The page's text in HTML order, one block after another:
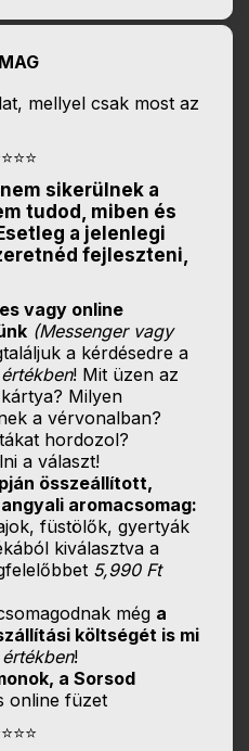
mellyel csak most az
sikerülnek a
tudod, miben és
a jelenlegi
fejleszteni,
vagy online
(Messenger vagy
a kérdésedre a
! Mit üzen az
Milyen
a vérvonalban?
hordozol?
a választ!
összeállított,
aromacsomag:
füstölők, gyertyák
kiválasztva a
5,990 Ft
még a
költségét is mi
!
a Sorsod
online füzet